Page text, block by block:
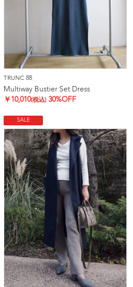
TRUNC 88
Multiway Bustier Set Dress
￥ 10,010(税込) 30%OFF
SALE